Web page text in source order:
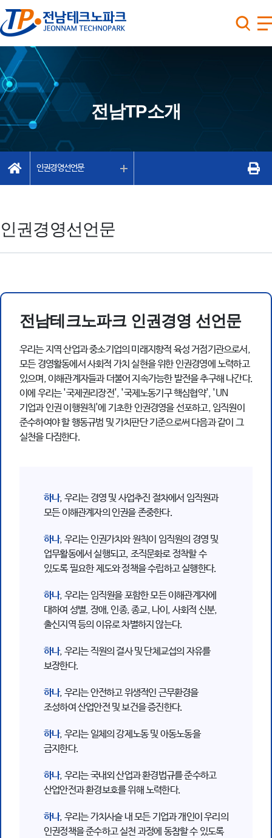
전남TP소개
인권경영선언문
인권경영선언문
전남테크노파크 인권경영 선언문
우리는 지역 산업과 중소기업의 미래지향적 육성 거점기관으로서,
모든 경영활동에서 사회적 가치 실현을 위한 인권경영에 노력하고
있으며, 이해관계자들과 더불어 지속가능한 발전을 추구해 나간다.
이에 우리는 '국제권리장전', '국제노동기구 핵심협약', 'UN
기업과 인권 이행원칙'에 기초한 인권경영을 선포하고, 임직원이
준수하여야 할 행동규범 및 가치판단 기준으로써 다음과 같이 그
실천을 다짐한다.
하나, 우리는 경영 및 사업추진 절차에서 임직원과
모든 이해관계자의 인권을 존중한다.
하나, 우리는 인권가치와 원칙이 임직원의 경영 및
업무활동에서 실행되고, 조직문화로 정착할 수
있도록 필요한 제도와 정책을 수립하고 실행한다.
하나, 우리는 임직원을 포함한 모든 이해관계자에
대하여 성별, 장애, 인종, 종교, 나이, 사회적 신분,
출신지역 등의 이유로 차별하지 않는다.
하나, 우리는 직원의 결사 및 단체교섭의 자유를
보장한다.
하나, 우리는 안전하고 위생적인 근무환경을
조성하여 산업안전 및 보건을 증진한다.
하나, 우리는 일체의 강제노동 및 아동노동을
금지한다.
하나, 우리는 국내외 산업과 환경법규를 준수하고
산업안전과 환경보호를 위해 노력한다.
하나, 우리는 가치사슬 내 모든 기업과 개인이 우리의
인권정책을 준수하고 실천 과정에 동참할 수 있도록